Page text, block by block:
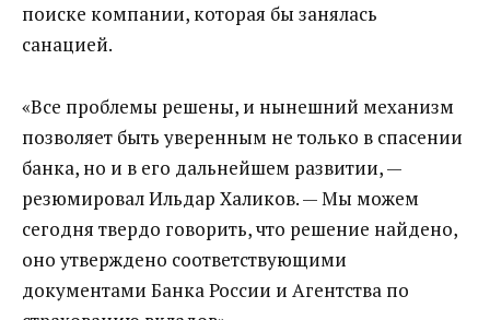
поиске компании, которая бы занялась
санацией.
«Все проблемы решены, и нынешний механизм
позволяет быть уверенным не только в спасении
банка, но и в его дальнейшем развитии, —
резюмировал Ильдар Халиков. — Мы можем
сегодня твердо говорить, что решение найдено,
оно утверждено соответствующими
документами Банка России и Агентства по